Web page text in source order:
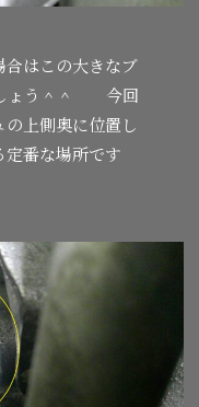
合はこの大きなブ
しょう＾＾ 今回
上側奥に位置し
定番な場所です